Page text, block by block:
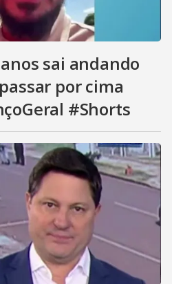
sai andando
por cima
#Shorts